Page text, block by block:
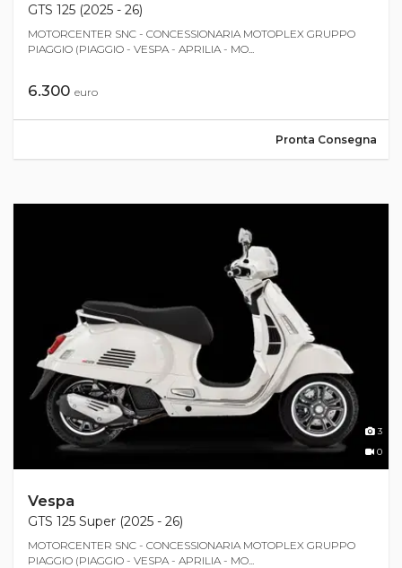
GTS 125 (2025 - 26)
MOTORCENTER SNC - CONCESSIONARIA MOTOPLEX GRUPPO
PIAGGIO (PIAGGIO - VESPA - APRILIA - MO...
6.300 euro
Pronta Consegna
3
0
Vespa
GTS 125 Super (2025 - 26)
MOTORCENTER SNC - CONCESSIONARIA MOTOPLEX GRUPPO
PIAGGIO (PIAGGIO - VESPA - APRILIA - MO...